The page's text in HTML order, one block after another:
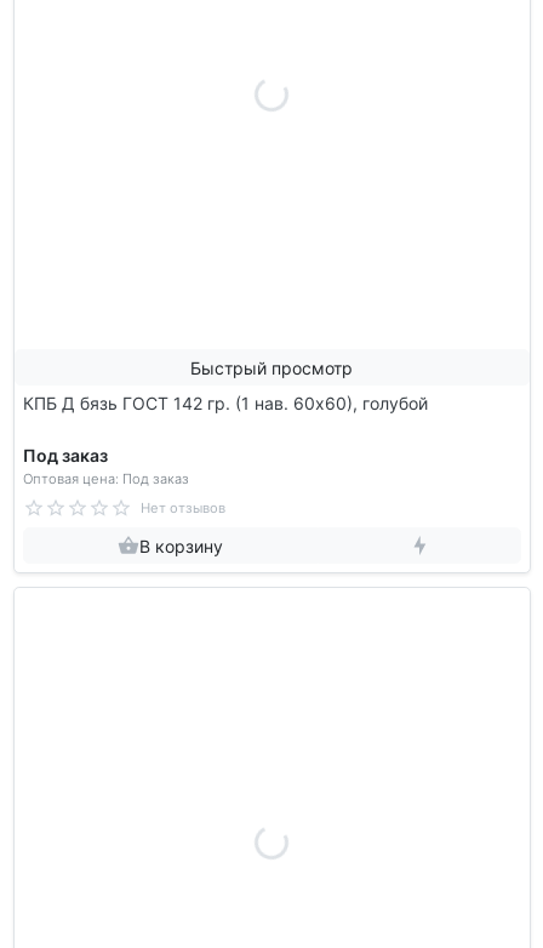
Быстрый просмотр
КПБ Д бязь ГОСТ 142 гр. (1 нав. 60х60), голубой
Под заказ
Оптовая цена: Под заказ
Нет отзывов
В корзину